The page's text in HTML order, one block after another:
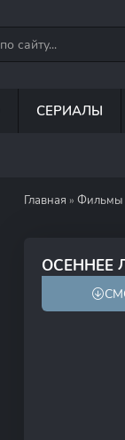
СЕРИАЛЫ
Главная » Фильмы
ОСЕННЕЕ